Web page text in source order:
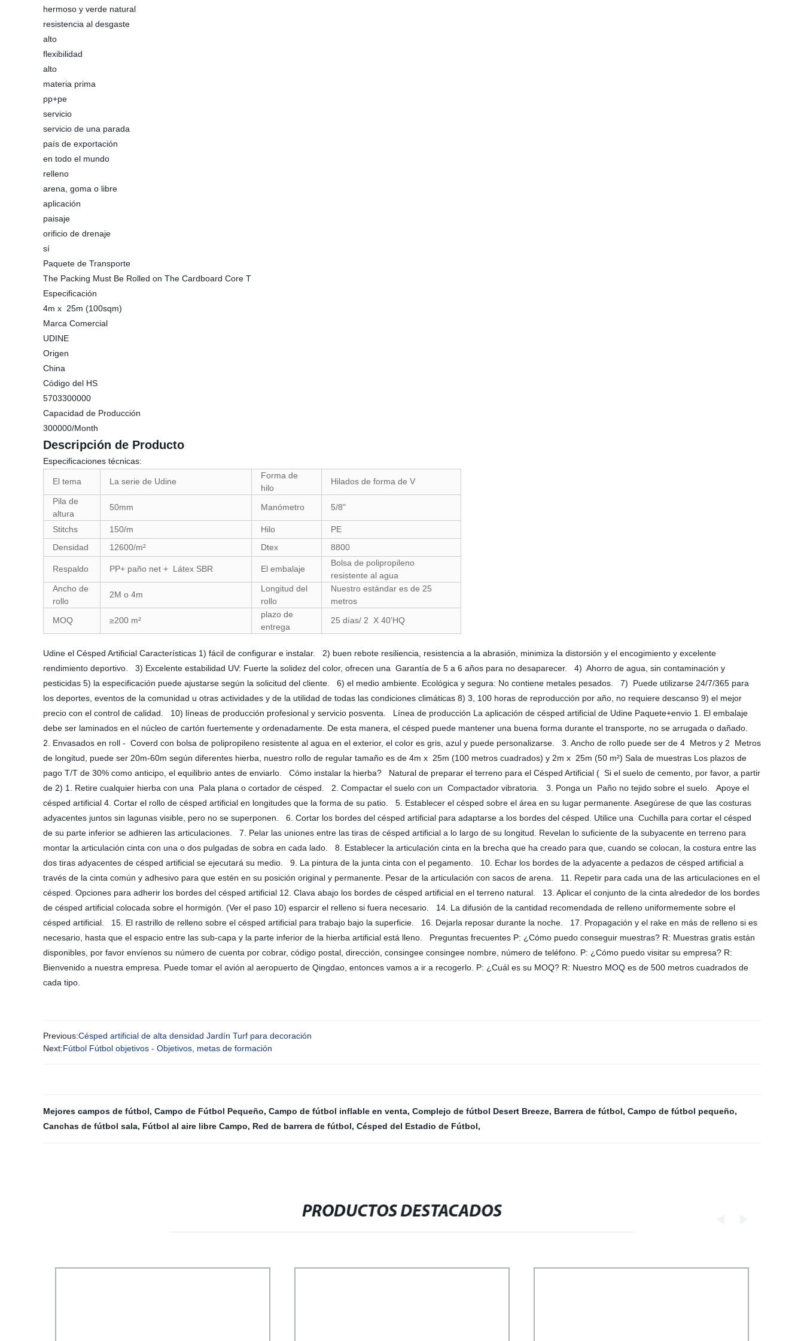
hermoso y verde natural
resistencia al desgaste
alto
flexibilidad
alto
materia prima
pp+pe
servicio
servicio de una parada
país de exportación
en todo el mundo
relleno
arena, goma o libre
aplicación
paisaje
orificio de drenaje
sí
Paquete de Transporte
The Packing Must Be Rolled on The Cardboard Core T
Especificación
4m x 25m (100sqm)
Marca Comercial
UDINE
Origen
China
Código del HS
5703300000
Capacidad de Producción
300000/Month
Descripción de Producto
Especificaciones técnicas:
El tema La serie de Udine
Forma de
hilo
Hilados de forma de V
Pila de
altura
50mm Manómetro 5/8"
Stitchs 150/m Hilo
PE
Densidad
12600/m² Dtex 8800
Respaldo PP+ paño net + Látex SBR El embalaje
Bolsa de polipropileno
resistente al agua
Ancho de
rollo
2M o 4m
Longitud del
rollo
Nuestro estándar es de 25
metros
MOQ
≥200 m²
plazo de
entrega
25 días/ 2 X 40'HQ
Udine el Césped Artificial Características 1) fácil de configurar e instalar. 2) buen rebote resiliencia, resistencia a la abrasión, minimiza la distorsión y el encogimiento y excelente
rendimiento deportivo. 3) Excelente estabilidad UV: Fuerte la solidez del color, ofrecen una Garantía de 5 a 6 años para no desaparecer. 4) Ahorro de agua, sin contaminación y
pesticidas 5) la especificación puede ajustarse según la solicitud del cliente. 6) el medio ambiente. Ecológica y segura: No contiene metales pesados. 7) Puede utilizarse 24/7/365 para
los deportes, eventos de la comunidad u otras actividades y de la utilidad de todas las condiciones climáticas 8) 3, 100 horas de reproducción por año, no requiere descanso 9) el mejor
precio con el control de calidad. 10) líneas de producción profesional y servicio posventa. Línea de producción La aplicación de césped artificial de Udine Paquete+envio 1. El embalaje
debe ser laminados en el núcleo de cartón fuertemente y ordenadamente. De esta manera, el césped puede mantener una buena forma durante el transporte, no se arrugada o dañado.
2. Envasados en roll - Coverd con bolsa de polipropileno resistente al agua en el exterior, el color es gris, azul y puede personalizarse. 3. Ancho de rollo puede ser de 4 Metros y 2 Metros
de longitud, puede ser 20m-60m según diferentes hierba, nuestro rollo de regular tamaño es de 4m x 25m (100 metros cuadrados) y 2m x 25m (50 m²) Sala de muestras Los plazos de
pago T/T de 30% como anticipo, el equilibrio antes de enviarlo. Cómo instalar la hierba? Natural de preparar el terreno para el Césped Artificial ( Si el suelo de cemento, por favor, a partir
de 2) 1. Retire cualquier hierba con una Pala plana o cortador de césped. 2. Compactar el suelo con un Compactador vibratoria. 3. Ponga un Paño no tejido sobre el suelo. Apoye el
césped artificial 4. Cortar el rollo de césped artificial en longitudes que la forma de su patio. 5. Establecer el césped sobre el área en su lugar permanente. Asegúrese de que las costuras
adyacentes juntos sin lagunas visible, pero no se superponen. 6. Cortar los bordes del césped artificial para adaptarse a los bordes del césped. Utilice una Cuchilla para cortar el césped
de su parte inferior se adhieren las articulaciones. 7. Pelar las uniones entre las tiras de césped artificial a lo largo de su longitud. Revelan lo suficiente de la subyacente en terreno para
montar la articulación cinta con una o dos pulgadas de sobra en cada lado. 8. Establecer la articulación cinta en la brecha que ha creado para que, cuando se colocan, la costura entre las
dos tiras adyacentes de césped artificial se ejecutará su medio. 9. La pintura de la junta cinta con el pegamento. 10. Echar los bordes de la adyacente a pedazos de césped artificial a
través de la cinta común y adhesivo para que estén en su posición original y permanente. Pesar de la articulación con sacos de arena. 11. Repetir para cada una de las articulaciones en el
césped. Opciones para adherir los bordes del césped artificial 12. Clava abajo los bordes de césped artificial en el terreno natural. 13. Aplicar el conjunto de la cinta alrededor de los bordes
de césped artificial colocada sobre el hormigón. (Ver el paso 10) esparcir el relleno si fuera necesario. 14. La difusión de la cantidad recomendada de relleno uniformemente sobre el
césped artificial. 15. El rastrillo de relleno sobre el césped artificial para trabajo bajo la superficie. 16. Dejarla reposar durante la noche. 17. Propagación y el rake en más de relleno si es
necesario, hasta que el espacio entre las sub-capa y la parte inferior de la hierba artificial está lleno. Preguntas frecuentes P: ¿Cómo puedo conseguir muestras? R: Muestras gratis están
disponibles, por favor envíenos su número de cuenta por cobrar, código postal, dirección, consingee consingee nombre, número de teléfono. P: ¿Cómo puedo visitar su empresa? R:
Bienvenido a nuestra empresa. Puede tomar el avión al aeropuerto de Qingdao, entonces vamos a ir a recogerlo. P: ¿Cuál es su MOQ? R: Nuestro MOQ es de 500 metros cuadrados de
cada tipo.
Previous:Césped artificial de alta densidad Jardín Turf para decoración
Next:Fútbol Fútbol objetivos - Objetivos, metas de formación
Mejores campos de fútbol, Campo de Fútbol Pequeño, Campo de fútbol inflable en venta, Complejo de fútbol Desert Breeze, Barrera de fútbol, Campo de fútbol pequeño,
Canchas de fútbol sala, Fútbol al aire libre Campo, Red de barrera de fútbol, Césped del Estadio de Fútbol,
PRODUCTOS DESTACADOS